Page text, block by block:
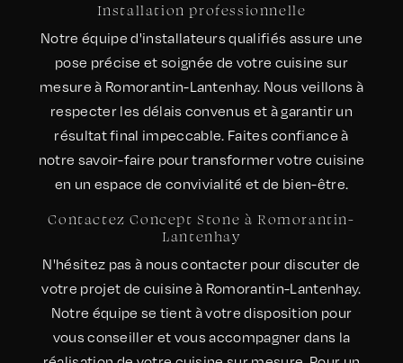
Installation professionnelle
Notre équipe d'installateurs qualifiés assure une
pose précise et soignée de votre cuisine sur
mesure à Romorantin-Lantenhay. Nous veillons à
respecter les délais convenus et à garantir un
résultat final impeccable. Faites confiance à
notre savoir-faire pour transformer votre cuisine
en un espace de convivialité et de bien-être.
Contactez Concept Stone à Romorantin-
Lantenhay
N'hésitez pas à nous contacter pour discuter de
votre projet de cuisine à Romorantin-Lantenhay.
Notre équipe se tient à votre disposition pour
vous conseiller et vous accompagner dans la